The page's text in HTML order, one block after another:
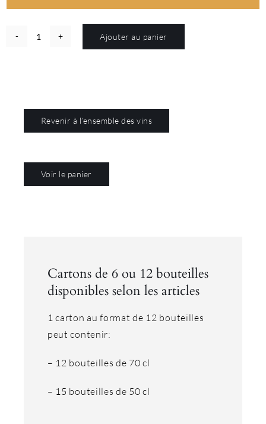
quantité
Confrary
Ajouter au panier
Revenir à l’ensemble des vins
Voir le panier
Cartons de 6 ou 12 bouteilles
disponibles selon les articles
1 carton au format de 12 bouteilles
peut contenir:
– 12 bouteilles de 70 cl
– 15 bouteilles de 50 cl